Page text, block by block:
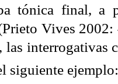
tónica final, a
Vives
las interrogativas
siguiente ejemplo: